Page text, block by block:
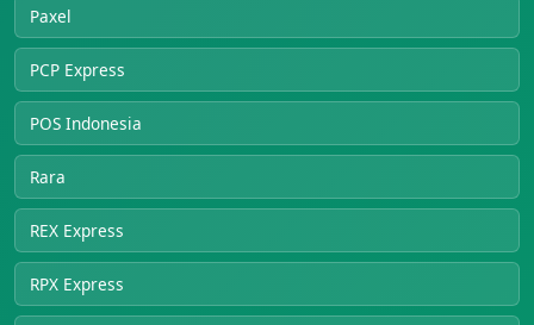
Paxel
PCP Express
POS Indonesia
Rara
REX Express
RPX Express